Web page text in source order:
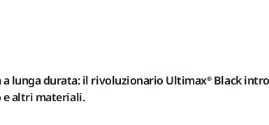
lunga durata:il rivoluzionario Ultimax® Black
e altri materiali.